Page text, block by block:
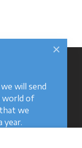
×
will send
world of
we
year.